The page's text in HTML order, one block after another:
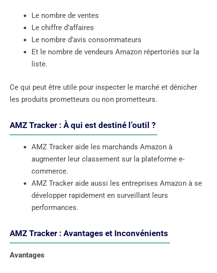
Le nombre de ventes
Le chiffre d’affaires
Le nombre d’avis consommateurs
Et le nombre de vendeurs Amazon répertoriés sur la
liste.
Ce qui peut être utile pour inspecter le marché et dénicher
les produits prometteurs ou non prometteurs.
AMZ Tracker : À qui est destiné l’outil ?
AMZ Tracker aide les marchands Amazon à
augmenter leur classement sur la plateforme e-
commerce.
AMZ Tracker aide aussi les entreprises Amazon à se
développer rapidement en surveillant leurs
performances.
AMZ Tracker : Avantages et Inconvénients
Avantages